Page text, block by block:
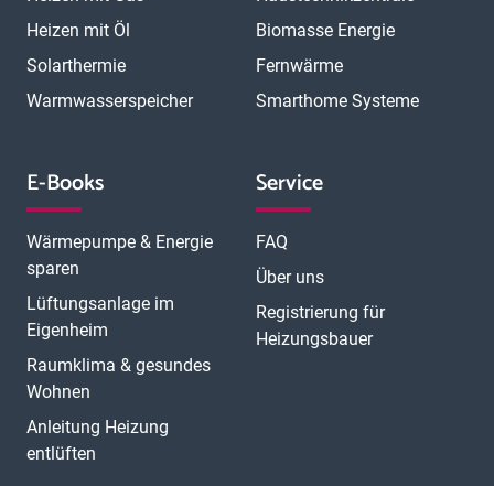
Heizen mit Öl
Solarthermie
Warmwasserspeicher
Biomasse Energie
Fernwärme
Smarthome Systeme
E-Books
Wärmepumpe & Energie
sparen
Lüftungsanlage im
Eigenheim
Raumklima & gesundes
Wohnen
Anleitung Heizung
entlüften
Service
FAQ
Über uns
Registrierung für
Heizungsbauer